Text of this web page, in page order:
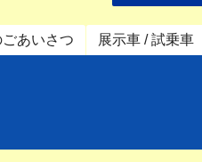
あいさつ 展示車 / 試乗車